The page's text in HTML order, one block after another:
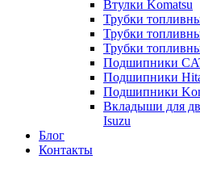
Втулки Komatsu
Трубки
Трубки
Трубки
Подшипники
Подшипники
Подшипники
Вкладыши для
Isuzu
Блог
Контакты